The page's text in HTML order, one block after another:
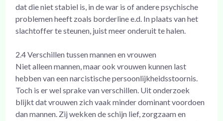
dat die niet stabiel is, in de war is of andere psychische
problemen heeft zoals borderline e.d. In plaats van het
slachtoffer te steunen, juist meer onderuit te halen.
2.4 Verschillen tussen mannen en vrouwen
Niet alleen mannen, maar ook vrouwen kunnen last
hebben van een narcistische persoonlijkheidsstoornis.
Toch is er wel sprake van verschillen. Uit onderzoek
blijkt dat vrouwen zich vaak minder dominant voordoen
dan mannen. Zij wekken de schijn lief, zorgzaam en